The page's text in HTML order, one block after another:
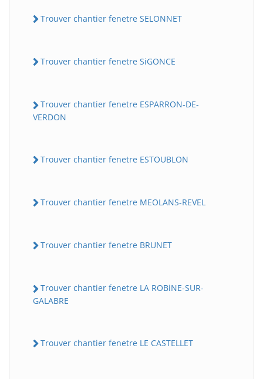
Trouver chantier fenetre SELONNET
Trouver chantier fenetre SiGONCE
Trouver chantier fenetre ESPARRON-DE-
VERDON
Trouver chantier fenetre ESTOUBLON
Trouver chantier fenetre MEOLANS-REVEL
Trouver chantier fenetre BRUNET
Trouver chantier fenetre LA ROBiNE-SUR-
GALABRE
Trouver chantier fenetre LE CASTELLET